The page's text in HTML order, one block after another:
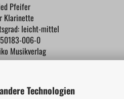
Technologien
Pfeifer
Klarinette
leicht-mittel
006-0
Musikverlag